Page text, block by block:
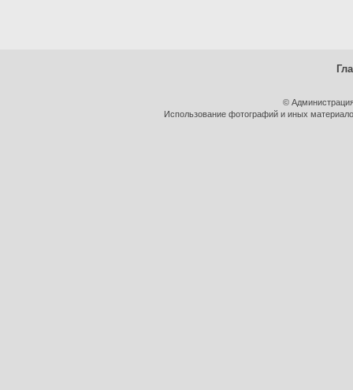
©
Использование фотографий и иных